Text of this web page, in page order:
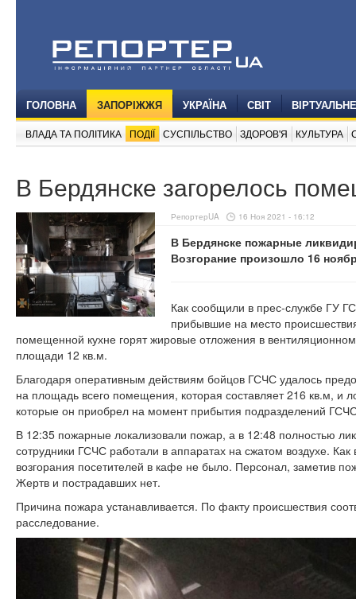
ГОЛОВНА ЗАПОРІЖЖЯ УКРАЇНА СВІТ
ВЛАДА ТА ПОЛІТИКА ПОДІЇ СУСПІЛЬСТВО ЗДОРОВ'Я КУЛЬТУРА
В Бердянске загорелось
РепортерUA 16 Ноя 2021 - 16:12
В Бердянске пожарные
Возгорание произошло 16
Как сообщили в прес-службе ГУ
прибывшие на место
помещенной кухне горят жировые отложения в
площади 12 кв.м.
Благодаря оперативным действиям бойцов ГСЧС удалось
на площадь всего помещения, которая составляет 216 кв.м, и
которые он приобрел на момент прибытия подразделений
В 12:35 пожарные локализовали пожар, а в 12:48 полностью
сотрудники ГСЧС работали в аппаратах на сжатом воздухе.
возгорания посетителей в кафе не было. Персонал, заметив
Жертв и пострадавших нет.
Причина пожара устанавливается. По факту происшествия
расследование.